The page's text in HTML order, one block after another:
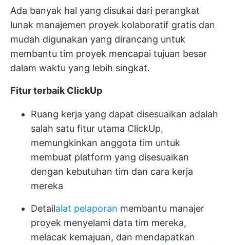
Ada banyak hal yang disukai dari perangkat
lunak manajemen proyek kolaboratif gratis dan
mudah digunakan yang dirancang untuk
membantu tim proyek mencapai tujuan besar
dalam waktu yang lebih singkat.
Fitur terbaik ClickUp
Ruang kerja yang dapat disesuaikan adalah
salah satu fitur utama ClickUp,
memungkinkan anggota tim untuk
membuat platform yang disesuaikan
dengan kebutuhan tim dan cara kerja
mereka
Detailalat pelaporan membantu manajer
proyek menyelami data tim mereka,
melacak kemajuan, dan mendapatkan